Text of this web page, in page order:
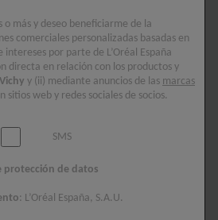
VACACIONES?
la familia, es importante utilizar
para la piel más joven y delicada de
de los niños es mucho más propensa
[1] Las glándulas sudoríparas de los
es más difícil regular la temperatura
parte de los daños relacionados
más y deseo beneficiarme de la
comerciales personalizadas basadas en
por parte de L’Oréal España
directa en relación con los productos y
y (ii) mediante anuncios de las marcas
sitios web y redes sociales de socios.
SMS
protección de datos
: L’Oréal España, S.A.U.